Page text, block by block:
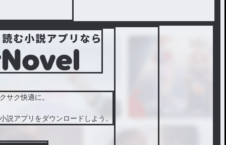
サク快適に。
説アプリをダウンロードしよう。